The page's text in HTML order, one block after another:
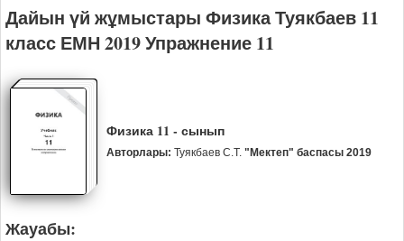
Дайын үй жұмыстары Физика Туякбаев 11
класс ЕМН 2019 Упражнение 11
Физика 11 - сынып
Авторлары: Туякбаев С.Т. "Мектеп" баспасы 2019
Жауабы: